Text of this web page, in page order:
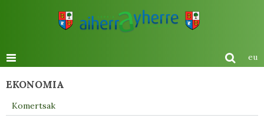
eu
EKONOMIA
Komertsak